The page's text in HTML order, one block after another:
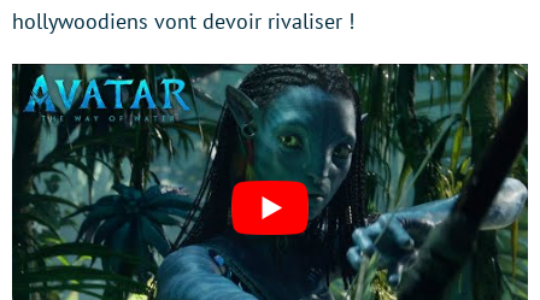
hollywoodiens vont devoir rivaliser !